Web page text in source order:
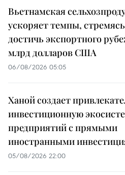
Вьетнамская
ускоряет темпы, стремясь
достичь экспортного
млрд долларов США
06/08/2026 05:05
Ханой создает
инвестиционную
предприятий с прямыми
иностранными
05/08/2026 22:00